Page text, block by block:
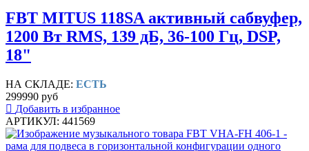
FBT MITUS 118SA активный сабвуфер,
1200 Вт RMS, 139 дБ, 36-100 Гц, DSP,
18"
НА СКЛАДЕ: ЕСТЬ
299990 руб
Добавить в избранное
АРТИКУЛ: 441569